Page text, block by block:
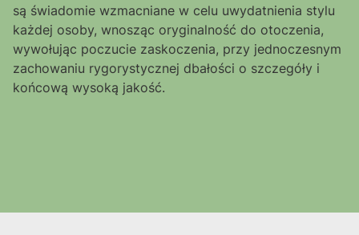
są świadomie wzmacniane w celu uwydatnienia stylu
każdej osoby, wnosząc oryginalność do otoczenia,
wywołując poczucie zaskoczenia, przy jednoczesnym
zachowaniu rygorystycznej dbałości o szczegóły i
końcową wysoką jakość.